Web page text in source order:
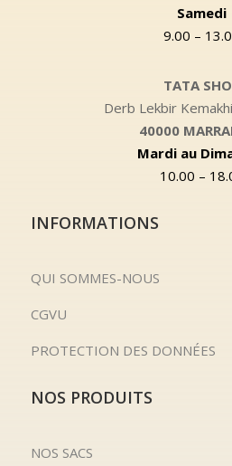
Samedi
9.00 –
TATA
Derb Lekbir
40000
Mardi au
10.00 –
INFORMATIONS
QUI SOMMES-NOUS
CGVU
PROTECTION DES DONNÉES
NOS PRODUITS
NOS SACS